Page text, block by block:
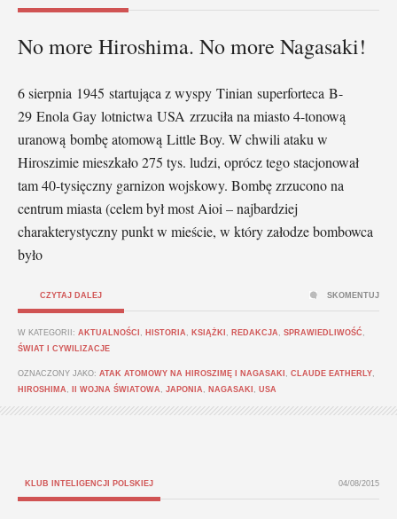
No more Hiroshima. No more Nagasaki!
6 sierpnia 1945 startująca z wyspy Tinian superforteca B-
29 Enola Gay lotnictwa USA zrzuciła na miasto 4-tonową
uranową bombę atomową Little Boy. W chwili ataku w
Hiroszimie mieszkało 275 tys. ludzi, oprócz tego stacjonował
tam 40-tysięczny garnizon wojskowy. Bombę zrzucono na
centrum miasta (celem był most Aioi – najbardziej
charakterystyczny punkt w mieście, w który załodze bombowca
było
CZYTAJ DALEJ
W KATEGORII: AKTUALNOŚCI HISTORIA KSIĄŻKI REDAKCJA SPRAWIEDLIWOŚĆ
ŚWIAT I CYWILIZACJE
OZNACZONY JAKO: ATAK ATOMOWY NA HIROSZIMĘ I NAGASAKI CLAUDE EATHERLY
HIROSHIMA
II WOJNA ŚWIATOWA JAPONIA NAGASAKI USA
SKOMENTUJ
KLUB INTELIGENCJI POLSKIEJ 04/08/2015